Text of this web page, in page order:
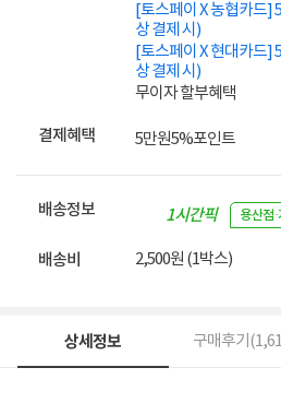
[토스페이 X 농협카드]
상 결제 시)
[토스페이 X 현대카드]
상 결제 시)
무이자 할부혜택
결제혜택 5만원5%포인트
배송정보
1시간픽
용산점
배송비 2,500원 (1박스)
상세정보 구매후기(